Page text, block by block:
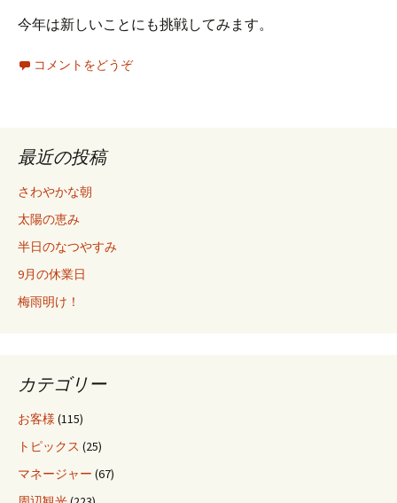
今年は新しいことにも挑戦してみます。
コメントをどうぞ
最近の投稿
さわやかな朝
太陽の恵み
半日のなつやすみ
9月の休業日
梅雨明け！
カテゴリー
お客様 (115)
トピックス (25)
マネージャー (67)